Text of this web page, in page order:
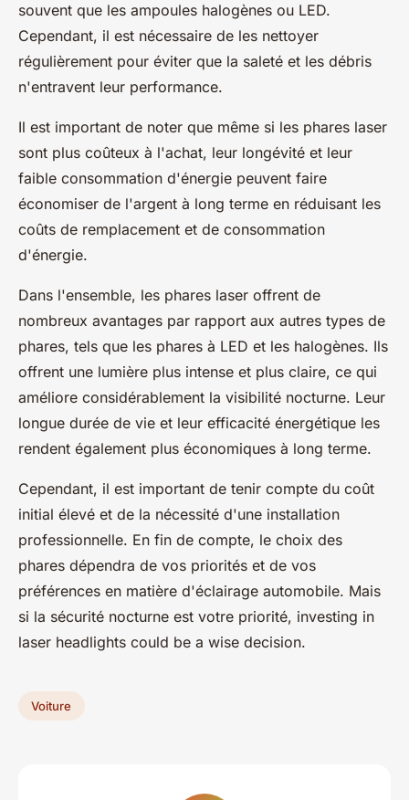
souvent que les ampoules halogènes ou LED.
Cependant, il est nécessaire de les nettoyer
régulièrement pour éviter que la saleté et les débris
n'entravent leur performance.
Il est important de noter que même si les phares laser
sont plus coûteux à l'achat, leur longévité et leur
faible consommation d'énergie peuvent faire
économiser de l'argent à long terme en réduisant les
coûts de remplacement et de consommation
d'énergie.
Dans l'ensemble, les phares laser offrent de
nombreux avantages par rapport aux autres types de
phares, tels que les phares à LED et les halogènes. Ils
offrent une lumière plus intense et plus claire, ce qui
améliore considérablement la visibilité nocturne. Leur
longue durée de vie et leur efficacité énergétique les
rendent également plus économiques à long terme.
Cependant, il est important de tenir compte du coût
initial élevé et de la nécessité d'une installation
professionnelle. En fin de compte, le choix des
phares dépendra de vos priorités et de vos
préférences en matière d'éclairage automobile. Mais
si la sécurité nocturne est votre priorité, investing in
laser headlights could be a wise decision.
Voiture